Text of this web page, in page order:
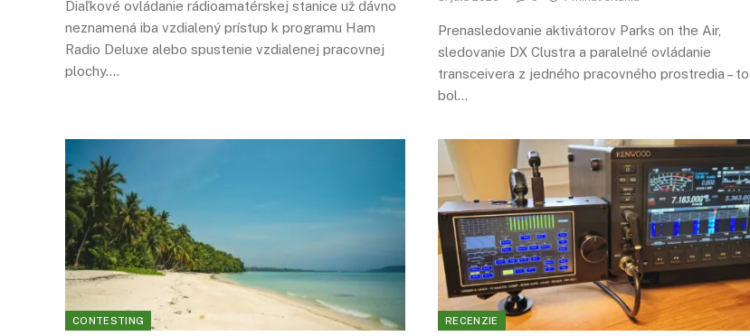
Diaľkové ovládanie rádioamatérskej stanice už dávno
neznamená iba vzdialený prístup k programu Ham
Radio Deluxe alebo spustenie vzdialenej pracovnej
plochy.…
Prenasledovanie aktivátorov Parks on the Air,
sledovanie DX Clustra a paralelné ovládanie
transceivera z jedného pracovného prostredia – to
bol…
CONTESTING RECENZIE